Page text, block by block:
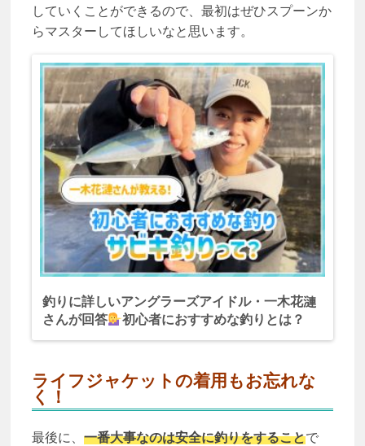
していくことができるので、最初はぜひスプーンか
らマスターしてほしいなと思います。
釣りに詳しいアングラーズアイドル・一木花漣
さんが回答
初心者におすすめな釣りとは？
ライフジャケットの着用もお忘れな
く！
最後に、 一番大事なのは安全に釣りをすることで